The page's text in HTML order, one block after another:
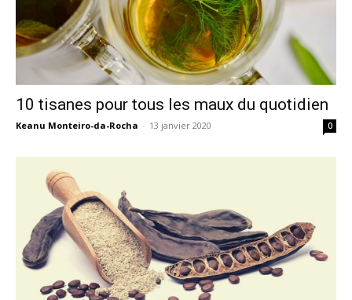
10 tisanes pour tous les maux du quotidien
Keanu Monteiro-da-Rocha - 13 janvier 2020 0